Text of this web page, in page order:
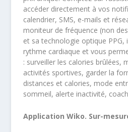
accéder directement à vos
calendrier, SMS, e-mails et
moniteur de fréquence (non
et sa technologie optique
rythme cardiaque et vous
: surveiller les calories brûlées,
activités sportives, garder la
distances et calories, mode
sommeil, alerte inactivité,
Application Wiko. Sur-